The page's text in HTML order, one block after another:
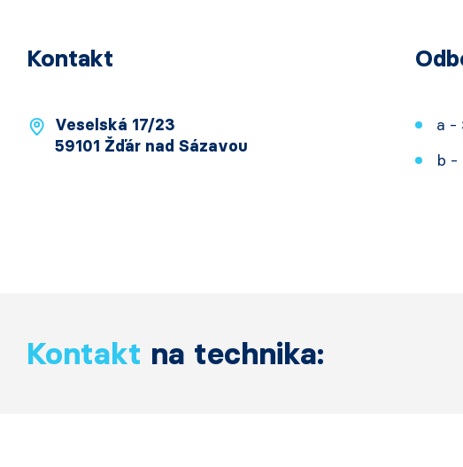
Kontakt
Veselská 17/23
59101 Žďár nad Sázavou
a -
b -
Kontakt na technika: